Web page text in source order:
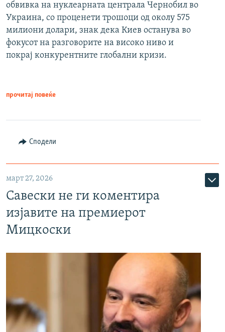
обвивка на нуклеарната централа Чернобил во
Украина, со проценети трошоци од околу 575
милиони долари, знак дека Киев останува во
фокусот на разговорите на високо ниво и
покрај конкурентните глобални кризи.
прочитај повеќе
Сподели
март 27, 2026
Савески не ги коментира
изјавите на премиерот
Мицкоски